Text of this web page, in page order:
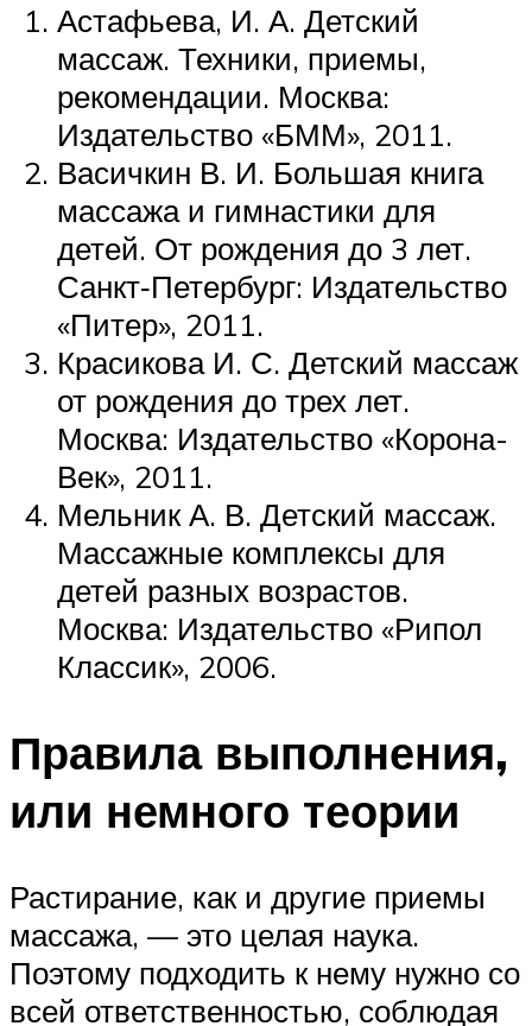
Астафьева, И. А. Детский
массаж. Техники, приемы,
рекомендации. Москва:
Издательство «БММ», 2011.
Васичкин В. И. Большая книга
массажа и гимнастики для
детей. От рождения до 3 лет.
Санкт‑Петербург: Издательство
«Питер», 2011.
Красикова И. С. Детский массаж
от рождения до трех лет.
Москва: Издательство «Корона-
Век», 2011.
Мельник А. В. Детский массаж.
Массажные комплексы для
детей разных возрастов.
Москва: Издательство «Рипол
Классик», 2006.
Правила выполнения,
или немного теории
Растирание, как и другие приемы
массажа, — это целая наука.
Поэтому подходить к нему нужно со
всей ответственностью, соблюдая